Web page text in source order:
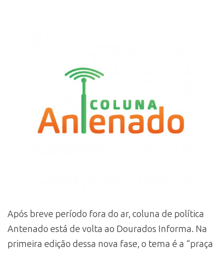
Após breve período fora do ar, coluna de política
Antenado está de volta ao Dourados Informa. Na
primeira edição dessa nova fase, o tema é a “praça